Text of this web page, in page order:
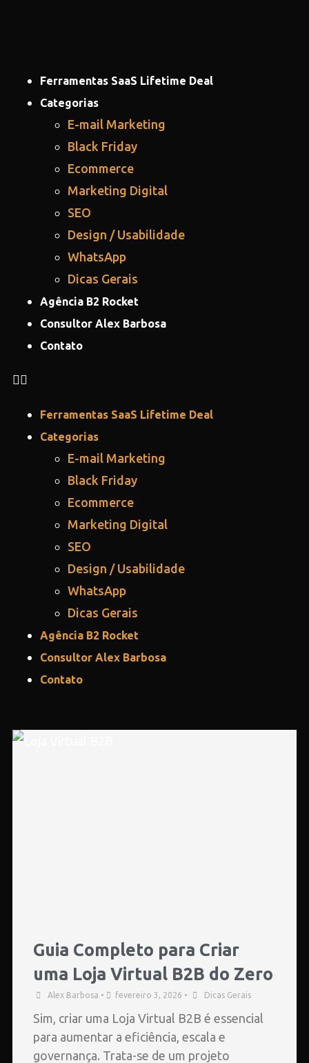
Ferramentas SaaS Lifetime Deal
Categorias
E-mail Marketing
Black Friday
Ecommerce
Marketing Digital
SEO
Design / Usabilidade
WhatsApp
Dicas Gerais
Agência B2 Rocket
Consultor Alex Barbosa
Contato
Ferramentas SaaS Lifetime Deal
Categorias
E-mail Marketing
Black Friday
Ecommerce
Marketing Digital
SEO
Design / Usabilidade
WhatsApp
Dicas Gerais
Agência B2 Rocket
Consultor Alex Barbosa
Contato
Guia Completo para Criar
uma Loja Virtual B2B do Zero
Alex Barbosa • fevereiro 3, 2026 • Dicas Gerais
Sim, criar uma Loja Virtual B2B é essencial
para aumentar a eficiência, escala e
governança. Trata-se de um projeto